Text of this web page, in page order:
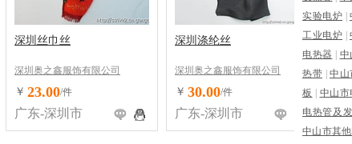
深圳丝巾丝
深圳奥之鑫服饰有限公司
￥ 23.00/件
广东-深圳市
深圳涤纶丝
深圳奥之鑫服饰有限公司
￥ 30.00/件
广东-深圳市
实验电炉
工业电炉
电热器
中
热带
中山
板
中山
电热管及
中山市其